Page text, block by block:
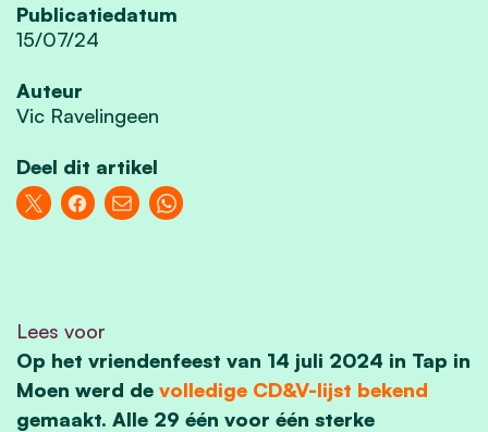
Publicatiedatum
15/07/24
Auteur
Vic Ravelingeen
Deel dit artikel
Lees voor
Op het vriendenfeest van 14 juli 2024 in Tap in
Moen werd de volledige CD&V-lijst bekend
gemaakt. Alle 29 één voor één sterke